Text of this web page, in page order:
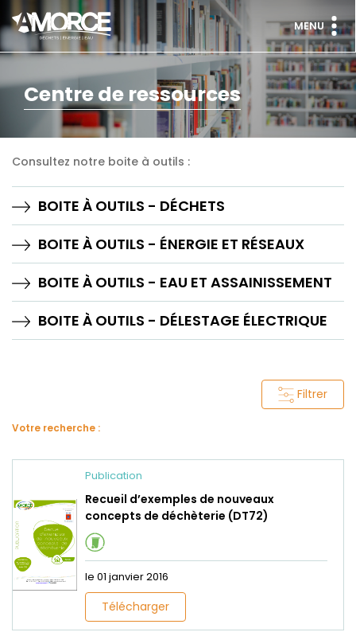
MENU
Centre de ressources
Consultez notre boite à outils :
BOITE À OUTILS - DÉCHETS
BOITE À OUTILS - ÉNERGIE ET RÉSEAUX
BOITE À OUTILS - EAU ET ASSAINISSEMENT
BOITE À OUTILS - DÉLESTAGE ÉLECTRIQUE
Filtrer
Votre recherche :
Publication
Recueil d’exemples de nouveaux
concepts de déchèterie (DT72)
le 01 janvier 2016
Télécharger